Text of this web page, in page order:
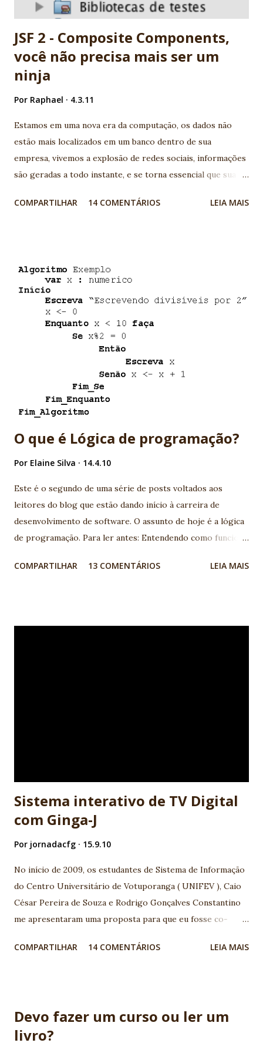
algo do chapéu, mas nunca funciona. Basicamente é...
JSF 2 - Composite Components,
você não precisa mais ser um
ninja
Por Raphael 4.3.11
Estamos em uma nova era da computação, os dados não
estão mais localizados em um banco dentro de sua
empresa, vivemos a explosão de redes sociais, informações
são geradas a todo instante, e se torna essencial que sua
consumam suas APIs geralmente disponíveis por serviços
utilizado para aumentar a produtividade e a integração com
novos serviços. Basicamente duas especificações surgem
com muita força para atender este cenário, a JSR - 314 (JSF-
2) e JSR - 311 (JAX-RS), neste post exploraremos a JSR-314
(JSF2) e sua nova forma de criar Composite Components.
Uma das grandes queixas dos desenvolvedores JSF era a
complexidade em criar composite components, era
necessário um vasto conhecimento sobre o ciclo de vida de
uma aplicação JSF. Agora, você não precisa ser mais um
“ninja” em ...
COMPARTILHAR 14 COMENTÁRIOS LEIA MAIS
O que é Lógica de programação?
Por Elaine Silva 14.4.10
Este é o segundo de uma série de posts voltados aos
leitores do blog que estão dando início à carreira de
desenvolvimento de software. O assunto de hoje é a lógica
de programação. Para ler antes: Entendendo como funciona
programação, lógica, banco de dados A lógica de
atividad...
COMPARTILHAR 13 COMENTÁRIOS LEIA MAIS
Sistema interativo de TV Digital
com Ginga-J
Por jornadacfg 15.9.10
No início de 2009, os estudantes de Sistema de Informação
do Centro Universitário de Votuporanga ( UNIFEV ), Caio
César Pereira de Souza e Rodrigo Gonçalves Constantino
me apresentaram uma proposta para que eu fosse co-
Domingos da Silva , em seu Trabalho de conclusão de curso
realizada em 2006 em Votuporanga-SP. Ficamos muito
entusiasmados com a possibilidade de interatividade na TV
COMPARTILHAR 14 COMENTÁRIOS LEIA MAIS
Devo fazer um curso ou ler um
livro?